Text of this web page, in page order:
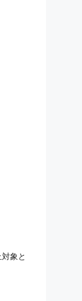
象と